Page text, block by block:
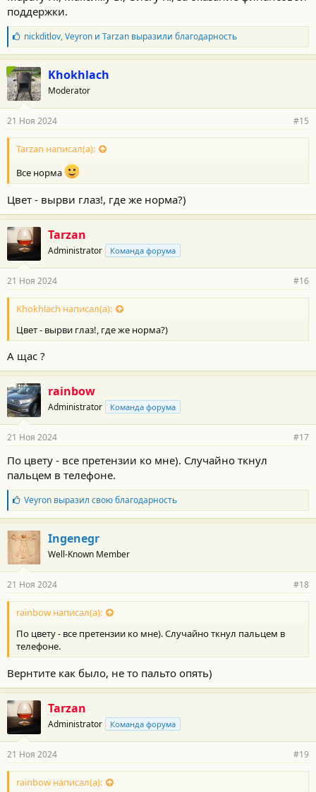
поддержки.
Б
л
а
г
о
д
а
н
о
с
и
:
nickditlov,Veyronи Tarzanвыразили благодарность
Khokhlach
Moderator
21 Ноя 2024 #15
Tarzan написал(а):
Все норма
Цвет - вырви глаз!, где же норма?)
Tarzan
Administrator Команда форума
21 Ноя 2024 #16
Khokhlach написал(а):
Цвет - вырви глаз!, где же норма?)
А щас ?
rainbow
Administrator Команда форума
21 Ноя 2024 #17
По цвету - все претензии ко мне). Случайно ткнул
пальцем в телефоне.
Б
л
а
г
о
д
а
н
о
с
и
:
Veyronвыразил свою благодарность
Ingenegr
Well-Known Member
21 Ноя 2024 #18
rainbow написал(а):
По цвету - все претензии ко мне). Случайно ткнул пальцем в
телефоне.
Вернтите как было, не то пальто опять)
Tarzan
Administrator Команда форума
21 Ноя 2024 #19
rainbow написал(а):